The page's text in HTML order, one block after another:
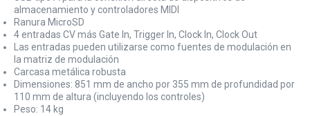
almacenamiento y controladores MIDI
Ranura MicroSD
4 entradas CV más Gate In, Trigger In, Clock In, Clock Out
Las entradas pueden utilizarse como fuentes de modulación en
la matriz de modulación
Carcasa metálica robusta
Dimensiones: 851 mm de ancho por 355 mm de profundidad por
110 mm de altura (incluyendo los controles)
Peso: 14 kg